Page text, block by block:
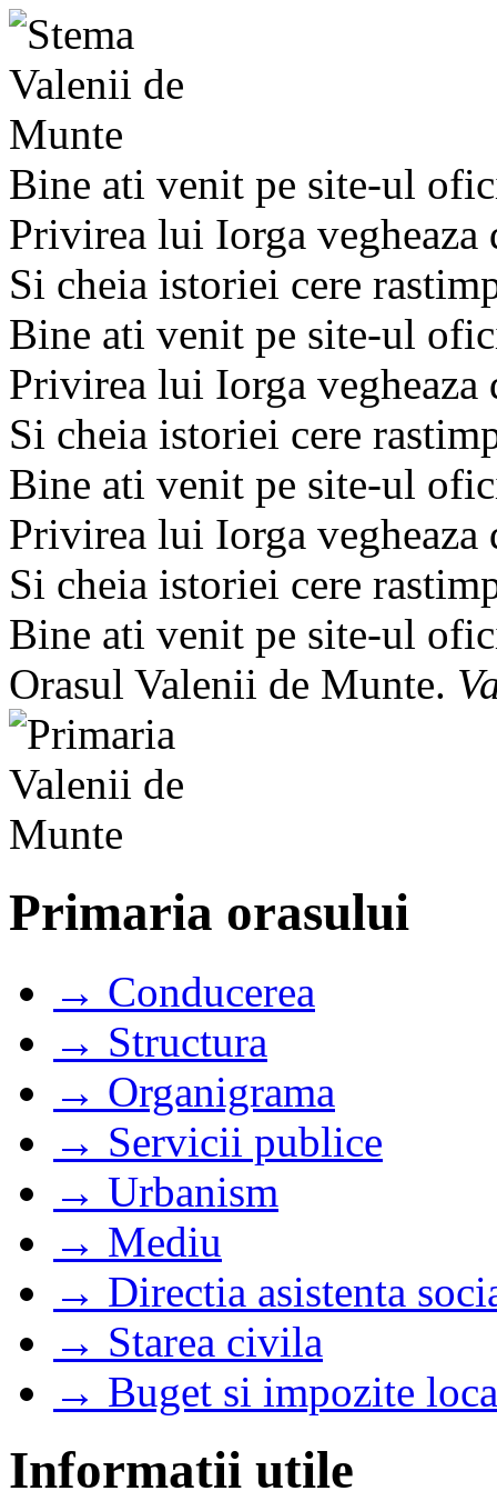
Bine ati venit pe site-ul
Privirea lui Iorga
Si cheia istoriei cere
Bine ati venit pe site-ul
Privirea lui Iorga
Si cheia istoriei cere
Bine ati venit pe site-ul
Privirea lui Iorga
Si cheia istoriei cere
Bine ati venit pe site-ul
Orasul Valenii de Munte.
Primaria orasului
→ Conducerea
→ Structura
→ Organigrama
→ Servicii publice
→ Urbanism
→ Mediu
→ Directia asistenta
→ Starea civila
→ Buget si impozite
Informatii utile